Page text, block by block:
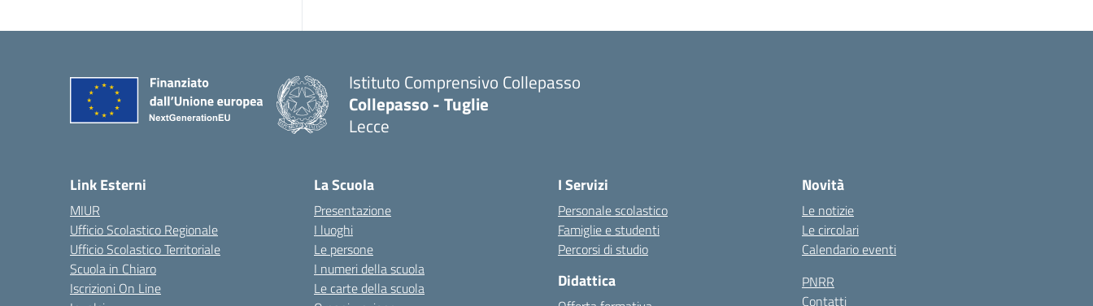
Istituto Comprensivo Collepasso
Collepasso - Tuglie
Lecce
Link Esterni
MIUR
Ufficio Scolastico Regionale
Ufficio Scolastico Territoriale
Scuola in Chiaro
Iscrizioni On Line
La Scuola
Presentazione
I luoghi
Le persone
I numeri della scuola
Le carte della scuola
I Servizi
Personale scolastico
Famiglie e studenti
Percorsi di studio
Didattica
Novità
Le notizie
Le circolari
Calendario eventi
PNRR
Contatti